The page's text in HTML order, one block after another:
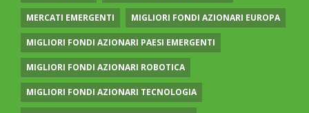
MERCATI EMERGENTI MIGLIORI FONDI AZIONARI EUROPA
MIGLIORI FONDI AZIONARI PAESI EMERGENTI
MIGLIORI FONDI AZIONARI ROBOTICA
MIGLIORI FONDI AZIONARI TECNOLOGIA